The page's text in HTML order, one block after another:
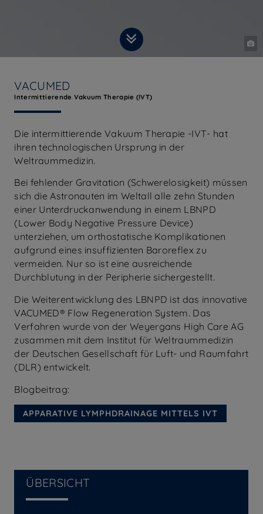
VACUMED
Intermittierende Vakuum Therapie (IVT)
Die intermittierende Vakuum Therapie -IVT- hat
ihren technologischen Ursprung in der
Weltraummedizin.
Bei fehlender Gravitation (Schwerelosigkeit) müssen
sich die Astronauten im Weltall alle zehn Stunden
einer Unterdruckanwendung in einem LBNPD
(Lower Body Negative Pressure Device)
unterziehen, um orthostatische Komplikationen
aufgrund eines insuffizienten Baroreflex zu
vermeiden. Nur so ist eine ausreichende
Durchblutung in der Peripherie sichergestellt.
Die Weiterentwicklung des LBNPD ist das innovative
VACUMED® Flow Regeneration System. Das
Verfahren wurde von der Weyergans High Care AG
zusammen mit dem Institut für Weltraummedizin
der Deutschen Gesellschaft für Luft- und Raumfahrt
(DLR) entwickelt.
Blogbeitrag:
APPARATIVE LYMPHDRAINAGE MITTELS IVT
ÜBERSICHT